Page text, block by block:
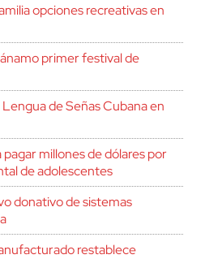
opciones recreativas en
primer festival de
de Señas Cubana en
millones de dólares por
de adolescentes
donativo de sistemas
restablece